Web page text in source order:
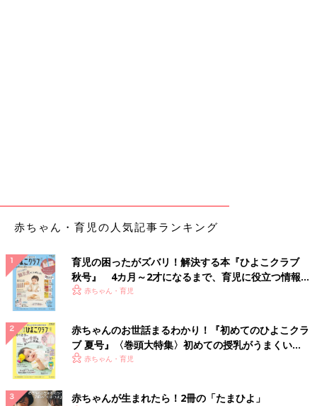
赤ちゃん・育児の人気記事ランキング
育児の困ったがズバリ！解決する本『ひよこクラブ
秋号』 4カ月～2才になるまで、育児に役立つ情報が
いっぱい！
赤ちゃん・育児
赤ちゃんのお世話まるわかり！『初めてのひよこクラ
ブ 夏号』〈巻頭大特集〉初めての授乳がうまくい
く！ おっぱい・ミルクの基本と夏のトラブル 解決テ
赤ちゃん・育児
赤ちゃんが生まれたら！2冊の「たまひよ」